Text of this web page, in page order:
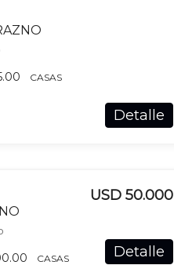
CASAS
Detalle
USD 50.000
CASAS Detalle